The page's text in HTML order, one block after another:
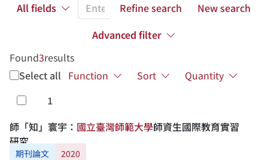
All fields Refine search
New search
Advanced filter
Found3results
Select all Function Sort
Quantity
Select
1
師「知」寰宇： 國立臺灣師範大學師資生國際教育實習
研究
期刊論文 2020